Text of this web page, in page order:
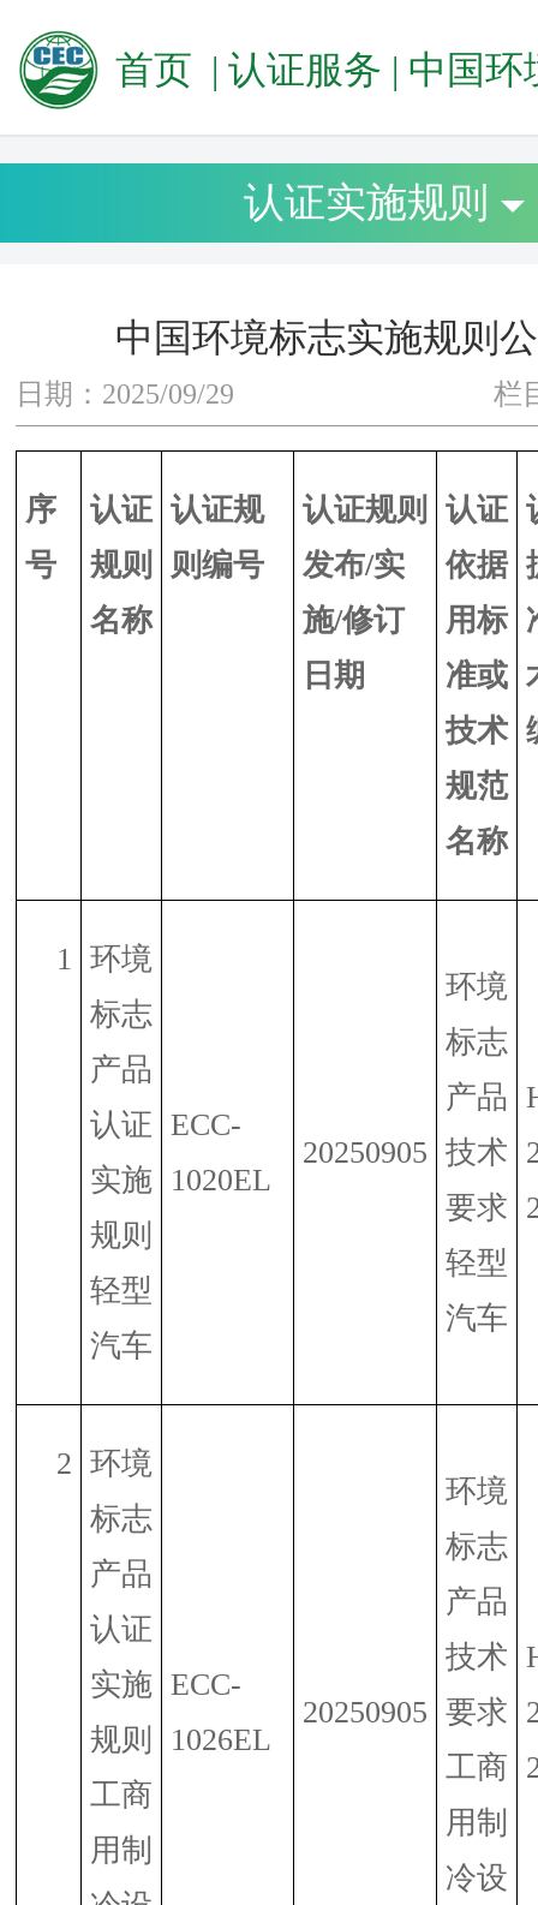
首页 | 认证服务 | 中国环境标志
认证实施规则
中国环境标志实施规则
日期：2025/09/29 栏
序
号
认证
规则
名称
认证规
则编号
认证规则
发布/实
施/修订
日期
认证
依据
用标
准或
技术
规范
名称
1
环境
标志
产品
认证
实施
规则
轻型
汽车
ECC-
1020EL
20250905
环境
标志
产品
技术
要求
轻型
汽车
2 环境
标志
产品
认证
实施
规则
工商
用制
ECC-
1026EL
20250905
环境
标志
产品
技术
要求
工商
用制
冷设